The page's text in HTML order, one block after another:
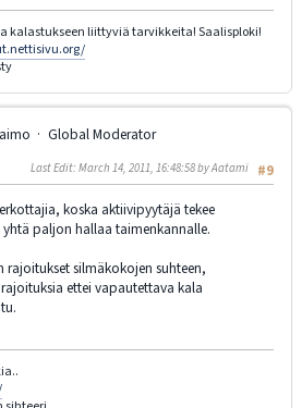
kalastukseen liittyviä tarvikkeita! Saalisploki!
Global Moderator
#9
Last Edit: March 14, 2011, 16:48:58 by Aatami
koska aktiivipyytäjä tekee
paljon hallaa taimenkannalle.
rajoitukset silmäkokojen suhteen,
ettei vapautettava kala